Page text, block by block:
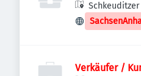
Stadtbezirk
Verkäufer /